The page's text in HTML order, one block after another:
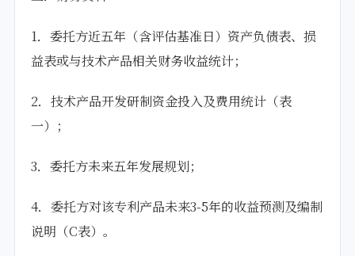
1．委托方近五年（含评估基准日）资产负债表、损
益表或与技术产品相关财务收益统计；
2．技术产品开发研制资金投入及费用统计（表
一）；
3．委托方未来五年发展规划；
4．委托方对该专利产品未来3-5年的收益预测及编制
说明（C表）。